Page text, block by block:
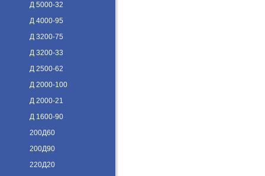
Д 5000-32
Д 4000-95
Д 3200-75
Д 3200-33
Д 2500-62
Д 2000-100
Д 2000-21
Д 1600-90
200Д60
200Д90
220Д20